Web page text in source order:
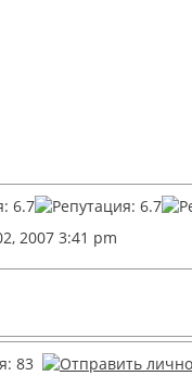
2007 3:41 pm